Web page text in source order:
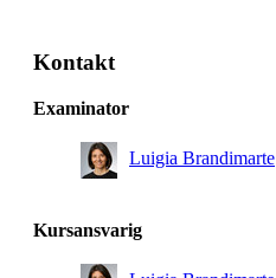
Kontakt
Examinator
Luigia Brandimarte
Kursansvarig